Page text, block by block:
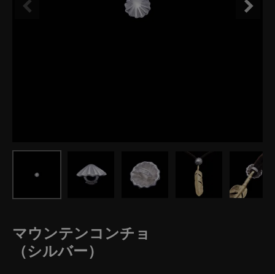
マウンテンコンチョ
（シルバー）